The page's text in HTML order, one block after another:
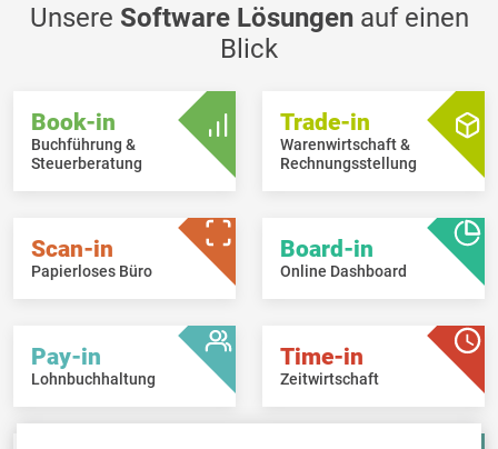
Unsere Software Lösungenauf einen
Blick
Book-in
Buchführung &
Steuerberatung
Trade-in
Warenwirtschaft &
Rechnungsstellung
Scan-in
Papierloses Büro
Board-in
Online Dashboard
Pay-in
Lohnbuchhaltung
Time-in
Zeitwirtschaft